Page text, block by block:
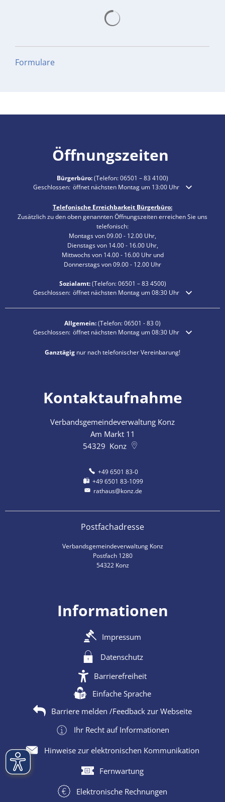
Formulare
Öffnungszeiten
Bürgerbüro:(Telefon:06501 – 83 4100)
Klicken, um weitere Öffnungs- oder Schließzeiten auszublenden
Geschlossen: öffnet nächsten Montag um 13:00 Uhr
Telefonische Erreichbarkeit Bürgerbüro:
Zusätzlich zu den oben genannten Öffnungszeiten erreichen Sie uns
telefonisch:
Montags von 09.00 - 12.00 Uhr,
Dienstags von 14.00 - 16.00 Uhr,
Mittwochs von 14.00 - 16.00 Uhr und
Donnerstags von 09.00 - 12.00 Uhr
Sozialamt:(Telefon:06501 – 834500)
Klicken, um weitere Öffnungs- oder Schließzeiten auszublenden
Geschlossen: öffnet nächsten Montag um 08:30 Uhr
Allgemein:(Telefon:06501 - 83 0)
Klicken, um weitere Öffnungs- oder Schließzeiten auszublenden
Geschlossen: öffnet nächsten Montag um 08:30 Uhr
Ganztägig nur nach telefonischer Vereinbarung!
Kontaktaufnahme
Verbandsgemeindeverwaltung Konz
Am Markt 11
54329 Konz
+49 6501 83-0
+49 6501 83-1099
rathaus@konz.de
Postfachadresse
Verbandsgemeindeverwaltung Konz
Postfach 1280
54322 Konz
Informationen
Impressum
Datenschutz
Barrierefreiheit
Einfache Sprache
Barriere melden /Feedback zur Webseite
Ihr Recht auf Informationen
Hinweise zur elektronischen Kommunikation
Fernwartung
Elektronische Rechnungen